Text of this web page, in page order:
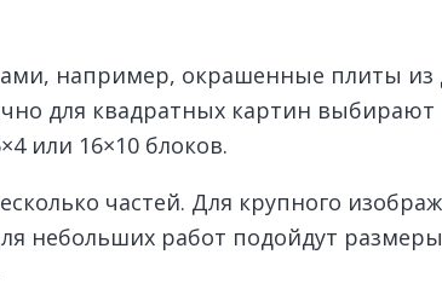
например, окрашенные плиты из
для квадратных картин
или 16×10 блоков.
частей. Для крупного
небольших работ подойдут